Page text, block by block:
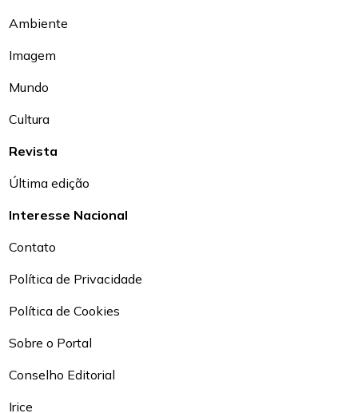
Ambiente
Imagem
Mundo
Cultura
Revista
Última edição
Interesse Nacional
Contato
Política de Privacidade
Política de Cookies
Sobre o Portal
Conselho Editorial
Irice